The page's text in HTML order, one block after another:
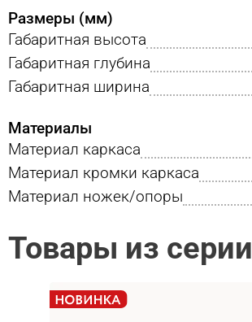
Размеры (мм)
Габаритная высота
Габаритная глубина
Габаритная ширина
Материалы
Материал каркаса
Материал кромки каркаса
Материал ножек/опоры
Товары из серии